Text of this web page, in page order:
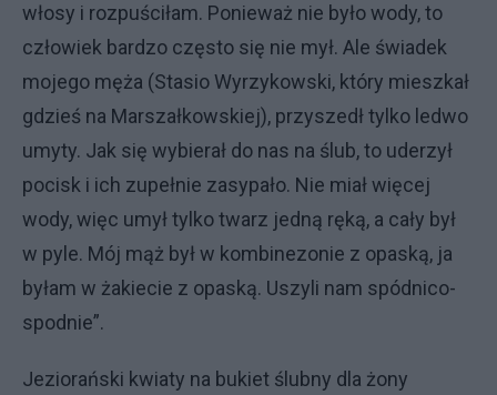
włosy i rozpuściłam. Ponieważ nie było wody, to
człowiek bardzo często się nie mył. Ale świadek
mojego męża (Stasio Wyrzykowski, który mieszkał
gdzieś na Marszałkowskiej), przyszedł tylko ledwo
umyty. Jak się wybierał do nas na ślub, to uderzył
pocisk i ich zupełnie zasypało. Nie miał więcej
wody, więc umył tylko twarz jedną ręką, a cały był
w pyle. Mój mąż był w kombinezonie z opaską, ja
byłam w żakiecie z opaską. Uszyli nam spódnico-
spodnie”.
Jeziorański kwiaty na bukiet ślubny dla żony